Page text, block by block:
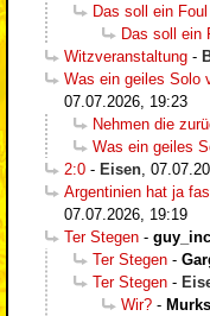
Das soll ein
Das soll ein
Witzveranstaltung -
Was ein geiles Solo
07.07.2026, 19:23
Nehmen die
Was ein geiles
2:0 - Eisen
Argentinien hat ja
07.07.2026, 19:19
Ter Stegen -
Ter Stegen -
Ter Stegen -
Wir? -